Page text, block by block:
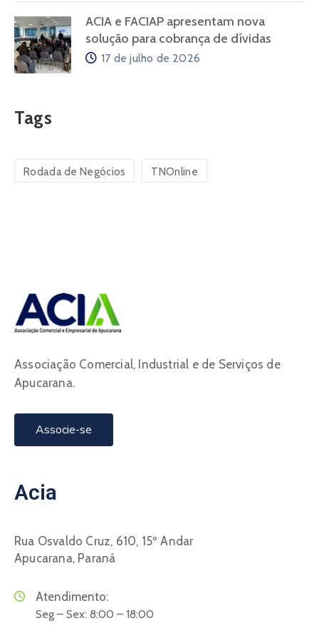
ACIA e FACIAP apresentam nova
solução para cobrança de dívidas
17 de julho de 2026
Tags
Rodada de Negócios TNOnline
Associação Comercial, Industrial e de Serviços de
Apucarana.
Associe-se
Acia
Rua Osvaldo Cruz, 610, 15º Andar
Apucarana, Paraná
Atendimento:
Seg – Sex: 8:00 – 18:00